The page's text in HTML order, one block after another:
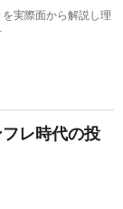
実際面から解説し理
レ時代の投